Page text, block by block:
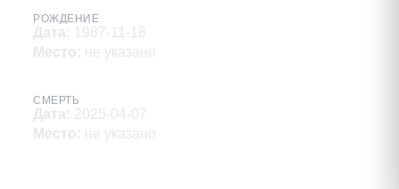
РОЖДЕНИЕ
Дата: 1987-11-18
Место: не указано
СМЕРТЬ
Дата: 2025-04-07
Место: не указано